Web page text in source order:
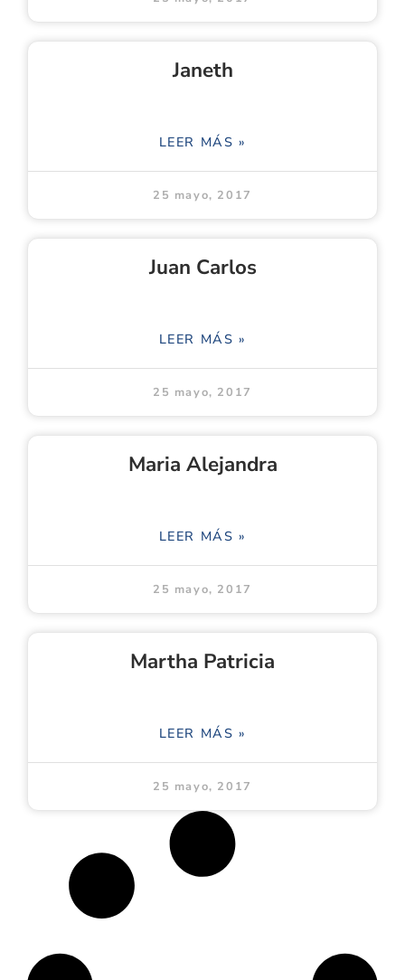
Janeth
LEER MÁS »
25 mayo, 2017
Juan Carlos
LEER MÁS »
25 mayo, 2017
Maria Alejandra
LEER MÁS »
25 mayo, 2017
Martha Patricia
LEER MÁS »
25 mayo, 2017